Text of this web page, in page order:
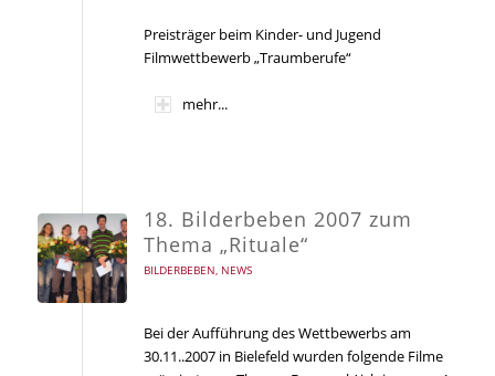
Preisträger beim Kinder- und Jugend
Filmwettbewerb „Traumberufe“
mehr...
18. Bilderbeben 2007 zum
Thema „Rituale“
BILDERBEBEN, NEWS
Bei der Aufführung des Wettbewerbs am
30.11..2007 in Bielefeld wurden folgende Filme